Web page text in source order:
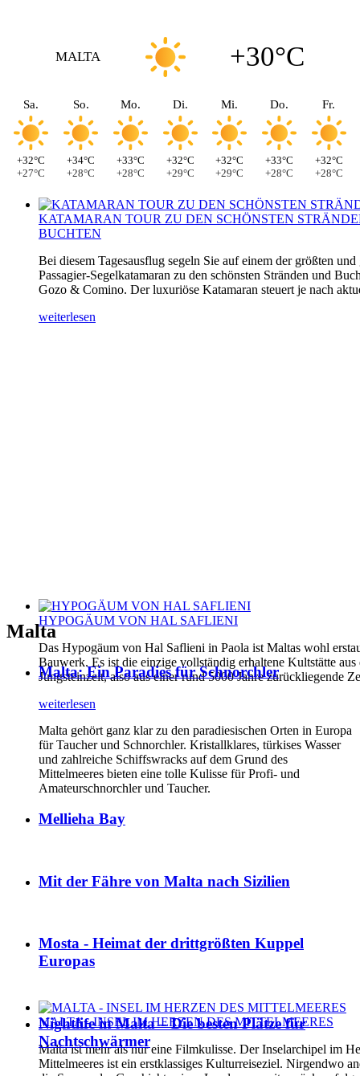
MALTA +30°C
Sa.
+32°C
+27°C
So.
+34°C
+28°C
Mo.
+33°C
+28°C
Di.
+32°C
+29°C
Mi.
+32°C
+29°C
Do.
+33°C
+28°C
Fr.
+32°C
+28°C
KATAMARAN TOUR ZU DEN SCHÖNSTEN
BUCHTEN
Bei diesem Tagesausflug segeln Sie auf einem der größten und
Passagier-Segelkatamaran zu den schönsten Stränden und
Gozo & Comino. Der luxuriöse Katamaran steuert je nach
weiterlesen
HYPOGÄUM VON HAL SAFLIENI
Das Hypogäum von Hal Saflieni in Paola ist Maltas wohl
Bauwerk. Es ist die einzige vollständig erhaltene Kultstätte aus
Jungsteinzeit, also aus einer rund 5000 Jahre zurückliegende
weiterlesen
MALTA - INSEL IM HERZEN DES MITTELMEERES
Malta ist mehr als nur eine Filmkulisse. Der Inselarchipel im
Mittelmeeres ist ein erstklassiges Kulturreiseziel. Nirgendwo
Malta
Malta: Ein Paradies für Schnorchler
Malta gehört ganz klar zu den paradiesischen Orten in Europa
für Taucher und Schnorchler. Kristallklares, türkises Wasser
und zahlreiche Schiffswracks auf dem Grund des
Mittelmeeres bieten eine tolle Kulisse für Profi- und
Amateurschnorchler und Taucher.
Mellieha Bay
Mit der Fähre von Malta nach Sizilien
Mosta - Heimat der drittgrößten Kuppel
Europas
Nightlife in Malta – Die besten Plätze für
Nachtschwärmer